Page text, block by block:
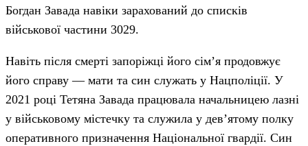
Богдан Завада навіки зарахований до списків
військової частини 3029.
Навіть після смерті запоріжці його сім’я продовжує
його справу — мати та син служать у Нацполіції. У
2021 році Тетяна Завада працювала начальницею лазні
у військовому містечку та служила у дев’ятому полку
оперативного призначення Національної гвардії. Син